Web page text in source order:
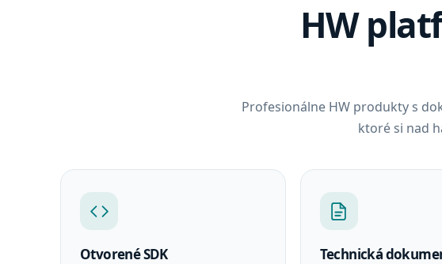
HW
Profesionálne HW produkty s
ktoré si nad
Otvorené SDK Technická